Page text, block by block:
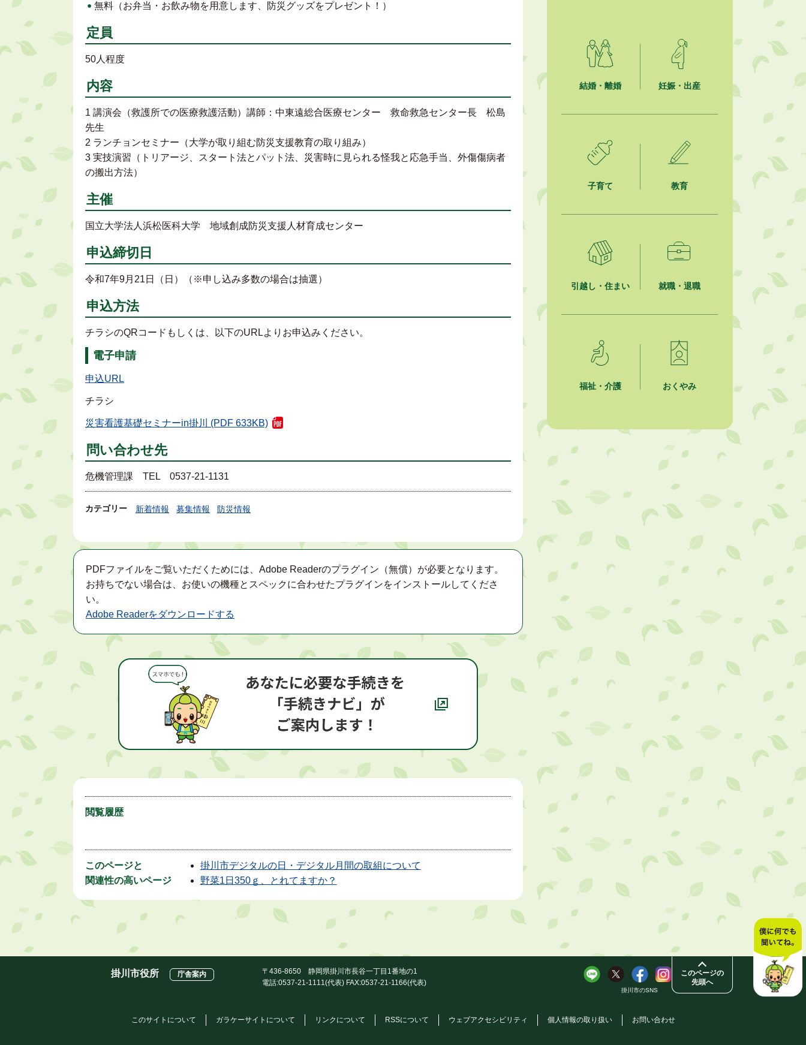
無料（お弁当・お飲み物を用意します、防災グッズをプレゼント！）
定員
50人程度
内容
1 講演会（救護所での医療救護活動）講師：中東遠総合医療センター 救命救急センター長 松島
先生
2 ランチョンセミナー（大学が取り組む防災支援教育の取り組み）
3 実技演習（トリアージ、スタート法とパット法、災害時に見られる怪我と応急手当、外傷傷病者
の搬出方法）
主催
国立大学法人浜松医科大学 地域創成防災支援人材育成センター
申込締切日
令和7年9月21日（日）（※申し込み多数の場合は抽選）
申込方法
チラシのQRコードもしくは、以下のURLよりお申込みください。
電子申請
申込URL
チラシ
災害看護基礎セミナーin掛川 (PDF 633KB)
問い合わせ先
危機管理課 TEL 0537-21-1131
カテゴリー 新着情報 募集情報 防災情報
PDFファイルをご覧いただくためには、Adobe Readerのプラグイン（無償）が必要となります。
お持ちでない場合は、お使いの機種とスペックに合わせたプラグインをインストールしてくださ
い。
Adobe Readerをダウンロードする
閲覧履歴
このページと
関連性の高いページ
掛川市デジタルの日・デジタル月間の取組について
野菜1日350ｇ、とれてますか？
2026年8月4日
夏季休暇期間 開業医等診療予定
企業版ふるさと納税（地方創生応援
税制）のお願い
2026年8月3日
「かけがわ手話動画」で手話を学ぼ
2026年8月1日
今月の広報かけがわ
2026年8月1日
1日発行)を掲載しました
結婚・離婚 妊娠・出産
子育て 教育
引越し・住まい 就職・退職
福祉・介護 おくやみ
このページの
先頭へ
掛川市役所 庁舎案内
〒436-8650 静岡県掛川市長谷一丁目1番地の1
電話:0537-21-1111(代表) FAX:0537-21-1166(代表)
掛川市のSNS
このサイトについて ガラケーサイトについて リンクについて RSSについて ウェブアクセシビリティ 個人情報の取り扱い お問い合わせ